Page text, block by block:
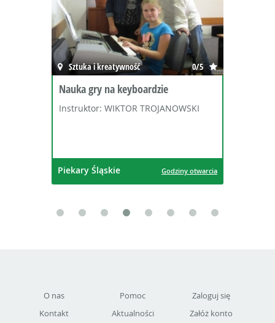
Sztuka i kreatywność 0/5
gry na keyboardzie
WIKTOR TROJANOWSKI
Godziny otwarcia
O nas
Kontakt
Pomoc
Aktualności
Zaloguj się
Załóż konto